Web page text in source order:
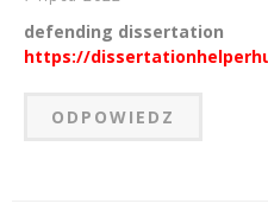
defending dissertation
https://
ODPOWIEDZ